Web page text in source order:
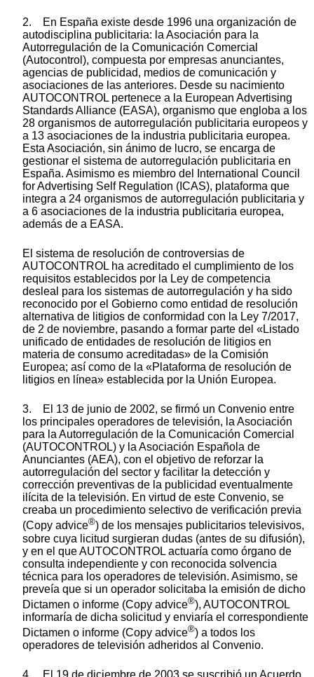
2. En España existe desde 1996 una organización de
autodisciplina publicitaria: la Asociación para la
Autorregulación de la Comunicación Comercial
(Autocontrol), compuesta por empresas anunciantes,
agencias de publicidad, medios de comunicación y
asociaciones de las anteriores. Desde su nacimiento
AUTOCONTROL pertenece a la European Advertising
Standards Alliance (EASA), organismo que engloba a los
28 organismos de autorregulación publicitaria europeos y
a 13 asociaciones de la industria publicitaria europea.
Esta Asociación, sin ánimo de lucro, se encarga de
gestionar el sistema de autorregulación publicitaria en
España. Asimismo es miembro del International Council
for Advertising Self Regulation (ICAS), plataforma que
integra a 24 organismos de autorregulación publicitaria y
a 6 asociaciones de la industria publicitaria europea,
además de a EASA.
El sistema de resolución de controversias de
AUTOCONTROL ha acreditado el cumplimiento de los
requisitos establecidos por la Ley de competencia
desleal para los sistemas de autorregulación y ha sido
reconocido por el Gobierno como entidad de resolución
alternativa de litigios de conformidad con la Ley 7/2017,
de 2 de noviembre, pasando a formar parte del «Listado
unificado de entidades de resolución de litigios en
materia de consumo acreditadas» de la Comisión
Europea; así como de la «Plataforma de resolución de
litigios en línea» establecida por la Unión Europea.
3. El 13 de junio de 2002, se firmó un Convenio entre
los principales operadores de televisión, la Asociación
para la Autorregulación de la Comunicación Comercial
(AUTOCONTROL) y la Asociación Española de
Anunciantes (AEA), con el objetivo de reforzar la
autorregulación del sector y facilitar la detección y
corrección preventivas de la publicidad eventualmente
ilícita de la televisión. En virtud de este Convenio, se
creaba un procedimiento selectivo de verificación previa
(Copy advice®) de los mensajes publicitarios televisivos,
sobre cuya licitud surgieran dudas (antes de su difusión),
y en el que AUTOCONTROL actuaría como órgano de
consulta independiente y con reconocida solvencia
técnica para los operadores de televisión. Asimismo, se
preveía que si un operador solicitaba la emisión de dicho
Dictamen o informe (Copy advice®), AUTOCONTROL
informaría de dicha solicitud y enviaría el correspondiente
Dictamen o informe (Copy advice®) a todos los
operadores de televisión adheridos al Convenio.